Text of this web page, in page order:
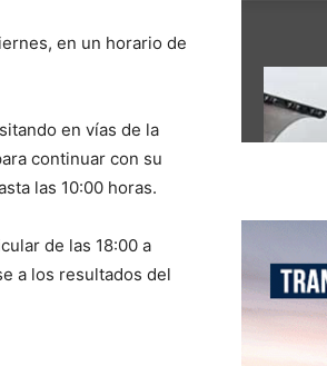
en un horario de
en vías de la
continuar con su
las 10:00 horas.
de las 18:00 a
a los resultados del